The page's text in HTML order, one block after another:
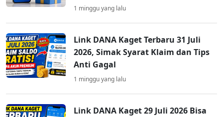
1 minggu yang lalu
Link DANA Kaget Terbaru 31 Juli
2026, Simak Syarat Klaim dan Tips
Anti Gagal
1 minggu yang lalu
Link DANA Kaget 29 Juli 2026 Bisa